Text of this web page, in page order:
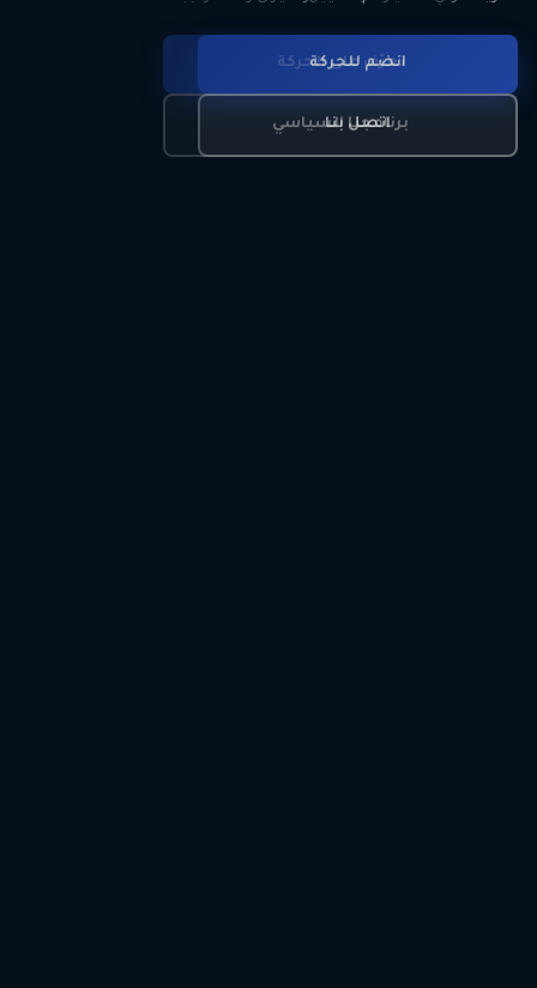
تعرّف على الحركة
برنامجنا السياسي
انضم للحركة
اتصل بنا